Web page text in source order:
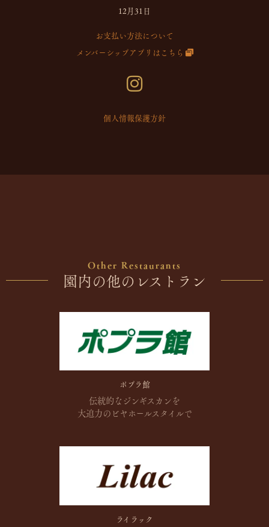
12月31日
お支払い方法について
メンバーシップアプリはこちら
個人情報保護方針
Other Restaurants
園内の他のレストラン
ポプラ館
伝統的なジンギスカンを
大迫力のビヤホールスタイルで
ライラック